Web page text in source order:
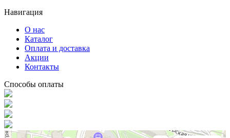
Навигация
О нас
Каталог
Оплата и доставка
Акции
Контакты
Способы оплаты